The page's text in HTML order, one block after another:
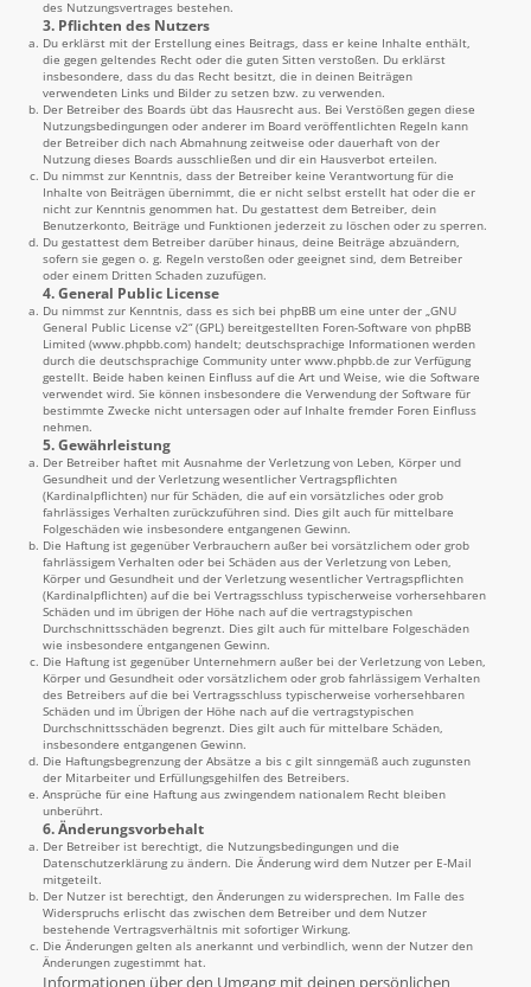
des Nutzungsvertrages bestehen.
3. Pflichten des Nutzers
Du erklärst mit der Erstellung eines Beitrags, dass er keine Inhalte enthält,
die gegen geltendes Recht oder die guten Sitten verstoßen. Du erklärst
insbesondere, dass du das Recht besitzt, die in deinen Beiträgen
verwendeten Links und Bilder zu setzen bzw. zu verwenden.
Der Betreiber des Boards übt das Hausrecht aus. Bei Verstößen gegen diese
Nutzungsbedingungen oder anderer im Board veröffentlichten Regeln kann
der Betreiber dich nach Abmahnung zeitweise oder dauerhaft von der
Nutzung dieses Boards ausschließen und dir ein Hausverbot erteilen.
Du nimmst zur Kenntnis, dass der Betreiber keine Verantwortung für die
Inhalte von Beiträgen übernimmt, die er nicht selbst erstellt hat oder die er
nicht zur Kenntnis genommen hat. Du gestattest dem Betreiber, dein
Benutzerkonto, Beiträge und Funktionen jederzeit zu löschen oder zu sperren.
Du gestattest dem Betreiber darüber hinaus, deine Beiträge abzuändern,
sofern sie gegen o. g. Regeln verstoßen oder geeignet sind, dem Betreiber
oder einem Dritten Schaden zuzufügen.
4. General Public License
Du nimmst zur Kenntnis, dass es sich bei phpBB um eine unter der „GNU
General Public License v2“ (GPL) bereitgestellten Foren-Software von phpBB
Limited (www.phpbb.com) handelt; deutschsprachige Informationen werden
durch die deutschsprachige Community unter www.phpbb.de zur Verfügung
gestellt. Beide haben keinen Einfluss auf die Art und Weise, wie die Software
verwendet wird. Sie können insbesondere die Verwendung der Software für
bestimmte Zwecke nicht untersagen oder auf Inhalte fremder Foren Einfluss
nehmen.
5. Gewährleistung
Der Betreiber haftet mit Ausnahme der Verletzung von Leben, Körper und
Gesundheit und der Verletzung wesentlicher Vertragspflichten
(Kardinalpflichten) nur für Schäden, die auf ein vorsätzliches oder grob
fahrlässiges Verhalten zurückzuführen sind. Dies gilt auch für mittelbare
Folgeschäden wie insbesondere entgangenen Gewinn.
Die Haftung ist gegenüber Verbrauchern außer bei vorsätzlichem oder grob
fahrlässigem Verhalten oder bei Schäden aus der Verletzung von Leben,
Körper und Gesundheit und der Verletzung wesentlicher Vertragspflichten
(Kardinalpflichten) auf die bei Vertragsschluss typischerweise vorhersehbaren
Schäden und im übrigen der Höhe nach auf die vertragstypischen
Durchschnittsschäden begrenzt. Dies gilt auch für mittelbare Folgeschäden
wie insbesondere entgangenen Gewinn.
Die Haftung ist gegenüber Unternehmern außer bei der Verletzung von Leben,
Körper und Gesundheit oder vorsätzlichem oder grob fahrlässigem Verhalten
des Betreibers auf die bei Vertragsschluss typischerweise vorhersehbaren
Schäden und im Übrigen der Höhe nach auf die vertragstypischen
Durchschnittsschäden begrenzt. Dies gilt auch für mittelbare Schäden,
insbesondere entgangenen Gewinn.
Die Haftungsbegrenzung der Absätze a bis c gilt sinngemäß auch zugunsten
der Mitarbeiter und Erfüllungsgehilfen des Betreibers.
Ansprüche für eine Haftung aus zwingendem nationalem Recht bleiben
unberührt.
6. Änderungsvorbehalt
Der Betreiber ist berechtigt, die Nutzungsbedingungen und die
Datenschutzerklärung zu ändern. Die Änderung wird dem Nutzer per E-Mail
mitgeteilt.
Der Nutzer ist berechtigt, den Änderungen zu widersprechen. Im Falle des
Widerspruchs erlischt das zwischen dem Betreiber und dem Nutzer
bestehende Vertragsverhältnis mit sofortiger Wirkung.
Die Änderungen gelten als anerkannt und verbindlich, wenn der Nutzer den
Änderungen zugestimmt hat.
Informationen über den Umgang mit deinen persönlichen